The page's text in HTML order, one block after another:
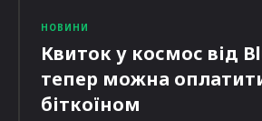
НОВИНИ
Квиток у космос від
тепер можна
біткоїном